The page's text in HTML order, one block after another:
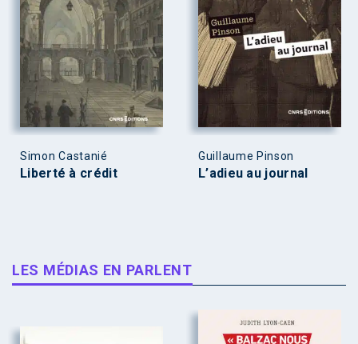
Simon Castanié
Liberté à crédit
Guillaume Pinson
L’adieu au journal
LES MÉDIAS EN PARLENT